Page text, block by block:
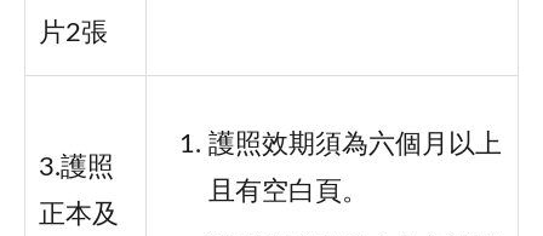
片2張
3.護照
正本及
護照效期須為六個月以上
且有空白頁。